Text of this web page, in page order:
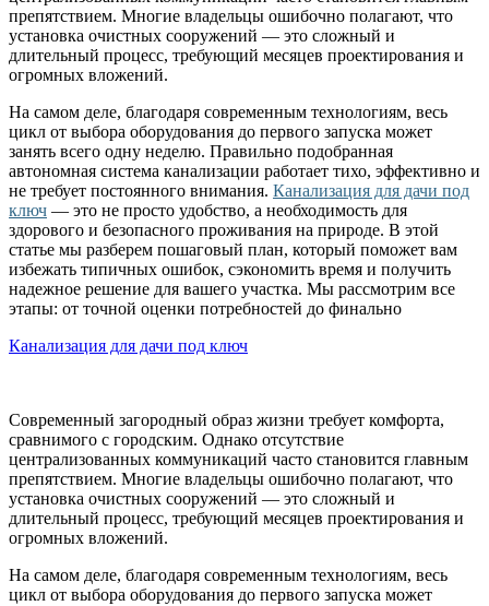
препятствием. Многие владельцы ошибочно полагают, что
установка очистных сооружений — это сложный и
длительный процесс, требующий месяцев проектирования и
огромных вложений.
На самом деле, благодаря современным технологиям, весь
цикл от выбора оборудования до первого запуска может
занять всего одну неделю. Правильно подобранная
автономная система канализации работает тихо, эффективно и
не требует постоянного внимания. Канализация для дачи под
ключ — это не просто удобство, а необходимость для
здорового и безопасного проживания на природе. В этой
статье мы разберем пошаговый план, который поможет вам
избежать типичных ошибок, сэкономить время и получить
надежное решение для вашего участка. Мы рассмотрим все
этапы: от точной оценки потребностей до финально
Канализация для дачи под ключ
Современный загородный образ жизни требует комфорта,
сравнимого с городским. Однако отсутствие
централизованных коммуникаций часто становится главным
препятствием. Многие владельцы ошибочно полагают, что
установка очистных сооружений — это сложный и
длительный процесс, требующий месяцев проектирования и
огромных вложений.
На самом деле, благодаря современным технологиям, весь
цикл от выбора оборудования до первого запуска может